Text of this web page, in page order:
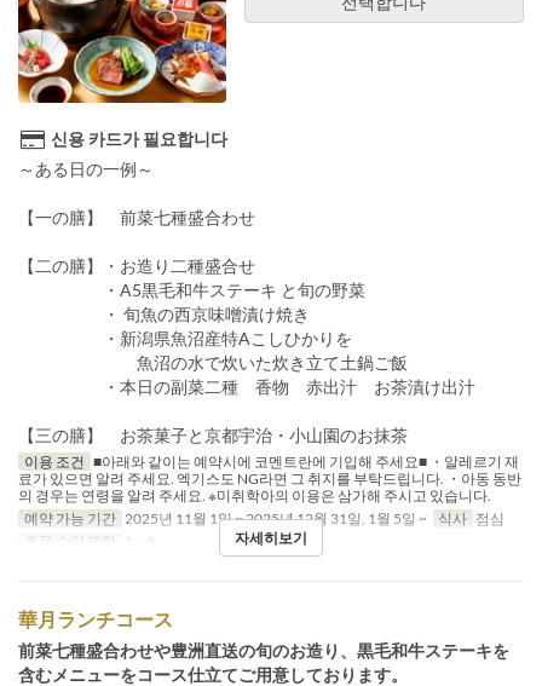
신용 카드가 필요합니다
～ある日の一例～
【一の膳】 前菜七種盛合わせ
【二の膳】・お造り二種盛合せ
・A5黒毛和牛ステーキ と旬の野菜
・ 旬魚の西京味噌漬け焼き
・新潟県魚沼産特Aこしひかりを
魚沼の水で炊いた炊き立て土鍋ご飯
・本日の副菜二種 香物 赤出汁 お茶漬け出汁
【三の膳】 お茶菓子と京都宇治・小山園のお抹茶
이용 조건 ■아래와 같이는 예약시에 코멘트란에 기입해 주세요■ ・알레르기 재
료가 있으면 알려 주세요. 엑기스도 NG라면 그 취지를 부탁드립니다. ・아동 동반
의 경우는 연령을 알려 주세요. ※미취학아의 이용은 삼가해 주시고 있습니다.
예약 가능 기간 2025년 11월 1일 ~ 2025년 12월 31일, 1월 5일 ~ 식사 점심
주문 수량 제한
1 ~ 8 자세히보기
華月ランチコース
前菜七種盛合わせや豊洲直送の旬のお造り、黒毛和牛ステーキを
含むメニューをコース仕立てご用意しております。